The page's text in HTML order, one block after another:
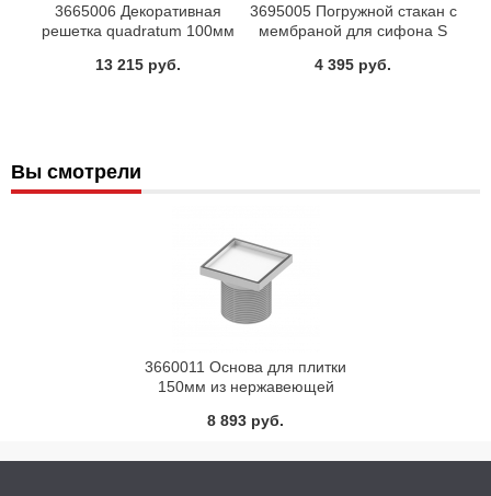
3665006 Декоративная
решетка quadratum 100мм
13 215 руб.
3695005 Погружной стакан с
мембраной для сифона S
3601500 3601600 3603500)
4 395 руб.
Вы смотрели
3660011 Основа для плитки
150мм из нержавеющей
элементом TECE
8 893 руб.